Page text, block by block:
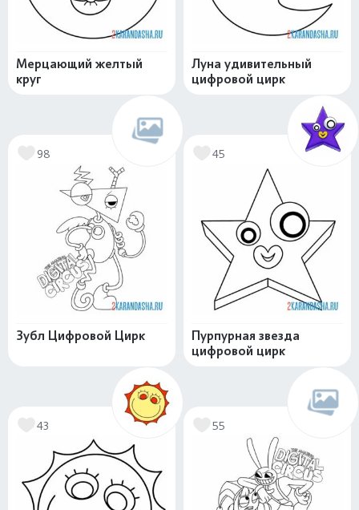
Мерцающий желтый
круг
Луна удивительный
цифровой цирк
98
Зубл Цифровой Цирк
45
Пурпурная звезда
цифровой цирк
43 55